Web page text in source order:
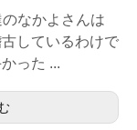
なかよさんは
しているわけで
った ...